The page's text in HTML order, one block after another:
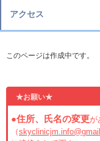
アクセス
このページは作成中です。
★お願い★
●住所、氏名の変更が
（